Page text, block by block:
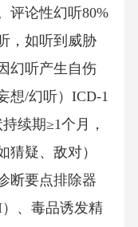
评论性幻听80%
，如听到威胁
幻听产生自伤
想/幻听）ICD-1
续期≥1个月，
猜疑、敌对）
断要点排除器
、毒品诱发精